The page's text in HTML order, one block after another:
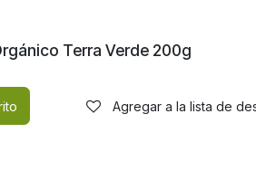
Terra Verde 200g
Agregar a la lista de